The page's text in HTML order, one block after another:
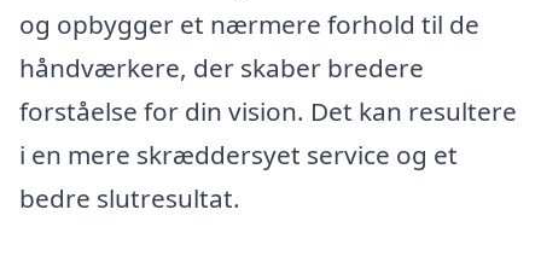
og opbygger et nærmere forhold til de
håndværkere, der skaber bredere
forståelse for din vision. Det kan resultere
i en mere skræddersyet service og et
bedre slutresultat.